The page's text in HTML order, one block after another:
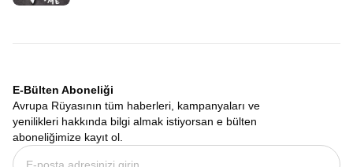
E-Bülten Aboneliği
Avrupa Rüyasının tüm haberleri, kampanyaları ve
yenilikleri hakkında bilgi almak istiyorsan e bülten
aboneliğimize kayıt ol.